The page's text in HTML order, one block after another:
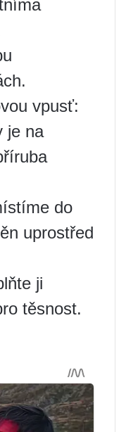
vpusť:
je na
do
uprostřed
ji
těsnost.